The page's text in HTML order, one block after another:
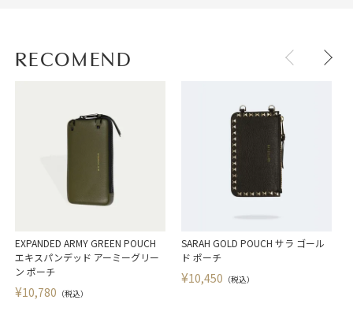
RECOMEND
EXPANDED ARMY GREEN POUCH
エキスパンデッド アーミーグリー
ン ポーチ
¥10,780 （税込）
SARAH GOLD POUCH サラ ゴール
ド ポーチ
¥10,450 （税込）